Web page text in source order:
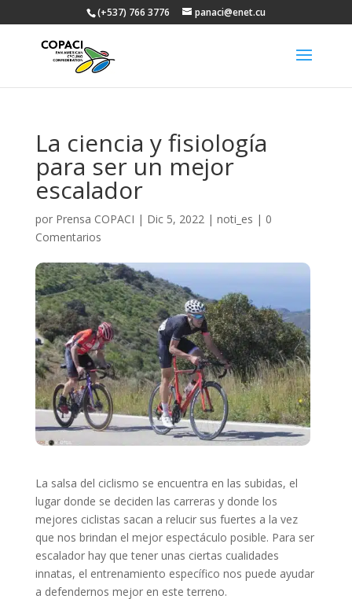
(+537) 766 3776 panaci@enet.cu
La ciencia y fisiología
para ser un mejor
escalador
por Prensa COPACI | Dic 5, 2022| noti_es | 0
Comentarios
La salsa del ciclismo se encuentra en las subidas, el
lugar donde se deciden las carreras y donde los
mejores ciclistas sacan a relucir sus fuertes a la vez
que nos brindan el mejor espectáculo posible. Para ser
escalador hay que tener unas ciertas cualidades
innatas, el entrenamiento específico nos puede ayudar
a defendernos mejor en este terreno.